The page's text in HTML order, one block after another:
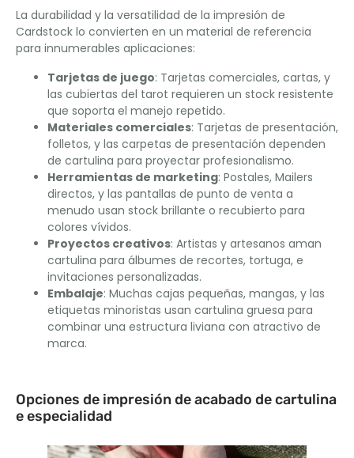
La durabilidad y la versatilidad de la impresión de
Cardstock lo convierten en un material de referencia
para innumerables aplicaciones:
Tarjetas de juego: Tarjetas comerciales, cartas, y
las cubiertas del tarot requieren un stock resistente
que soporta el manejo repetido.
Materiales comerciales: Tarjetas de presentación,
folletos, y las carpetas de presentación dependen
de cartulina para proyectar profesionalismo.
Herramientas de marketing: Postales, Mailers
directos, y las pantallas de punto de venta a
menudo usan stock brillante o recubierto para
colores vívidos.
Proyectos creativos: Artistas y artesanos aman
cartulina para álbumes de recortes, tortuga, e
invitaciones personalizadas.
Embalaje: Muchas cajas pequeñas, mangas, y las
etiquetas minoristas usan cartulina gruesa para
combinar una estructura liviana con atractivo de
marca.
Opciones de impresión de acabado de cartulina
e especialidad